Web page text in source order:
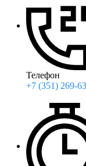
Телефон
+7 (351) 269-